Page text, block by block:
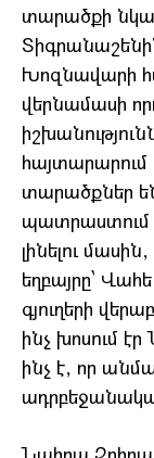
տարածքի
Խոզնավարի
վերնամասի
տարածքներ
պատրաստում
լինելու
եղբայրը՝
գյուղերի
ինչ խոսում էր
ինչ է, որ